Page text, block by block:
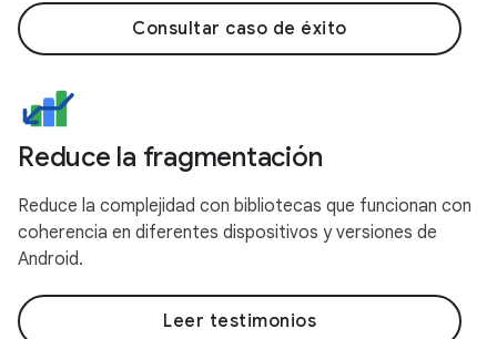
Consultar caso de éxito
Reduce la fragmentación
Reduce la complejidad con bibliotecas que funcionan con
coherencia en diferentes dispositivos y versiones de
Android.
Leer testimonios